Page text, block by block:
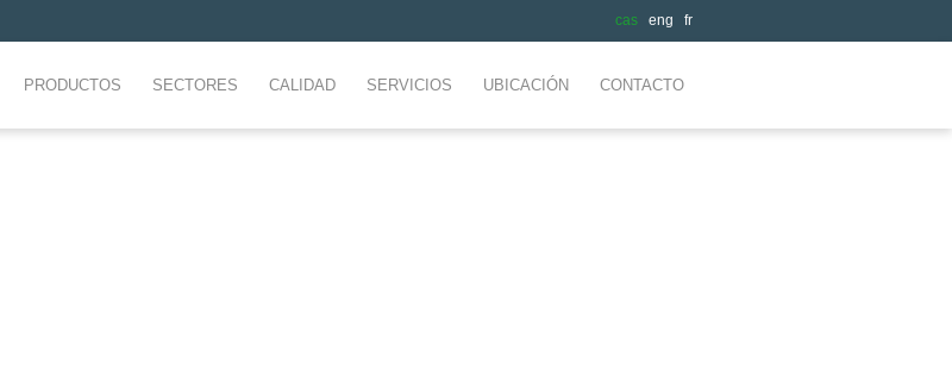
PRODUCTOS SECTORES CALIDAD SERVICIOS UBICACIÓN CONTACTO
cas eng fr